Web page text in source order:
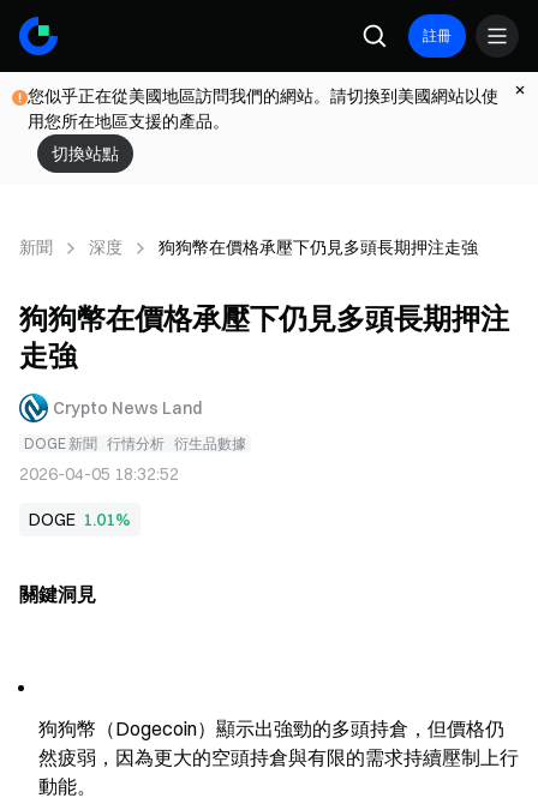
註冊
您似乎正在從美國地區訪問我們的網站。請切換到美國網站以使
用您所在地區支援的產品。
切換站點
新聞 深度 狗狗幣在價格承壓下仍見多頭長期押注走強
狗狗幣在價格承壓下仍見多頭長期押注
走強
Crypto News Land
DOGE 新聞 行情分析 衍生品數據
2026-04-05 18:32:52
DOGE 1.01%
關鍵洞見
狗狗幣（Dogecoin）顯示出強勁的多頭持倉，但價格仍
然疲弱，因為更大的空頭持倉與有限的需求持續壓制上行
動能。